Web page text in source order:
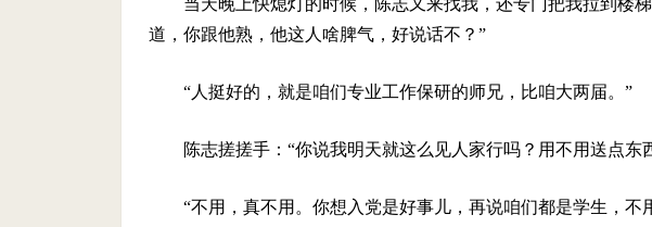
当天晚上快熄灯的时候，陈志又来找我，还专门把我拉到
道，你跟他熟，他这人啥脾气，好说话不？”
“人挺好的，就是咱们专业工作保研的师兄，比咱大两届。”
陈志搓搓手：“你说我明天就这么见人家行吗？用不用送点东
“不用，真不用。你想入党是好事儿，再说咱们都是学生，不